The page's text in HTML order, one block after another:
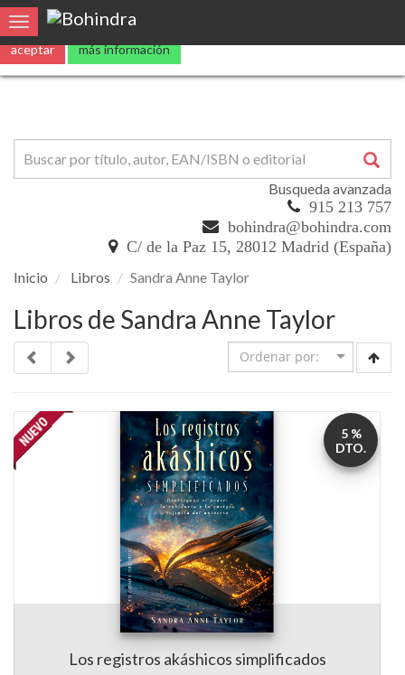
Utilizamoscookies propias y de terceros para mejorar nuestros
aceptar más información
Toggle navigation
Busqueda avanzada
915 213 757
bohindra@bohindra.com
C/ de la Paz 15, 28012 Madrid (España)
Inicio Libros Sandra Anne Taylor
Libros de Sandra Anne Taylor
Los registros akáshicos simplificados
5 %
DTO.